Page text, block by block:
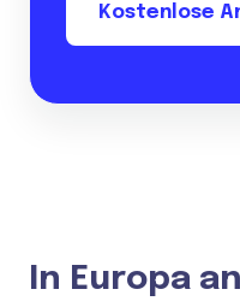
Kostenlose
In Europa